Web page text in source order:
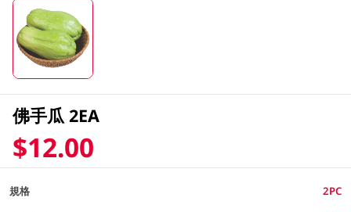
佛手瓜 2EA
$12.00
規格 2PC